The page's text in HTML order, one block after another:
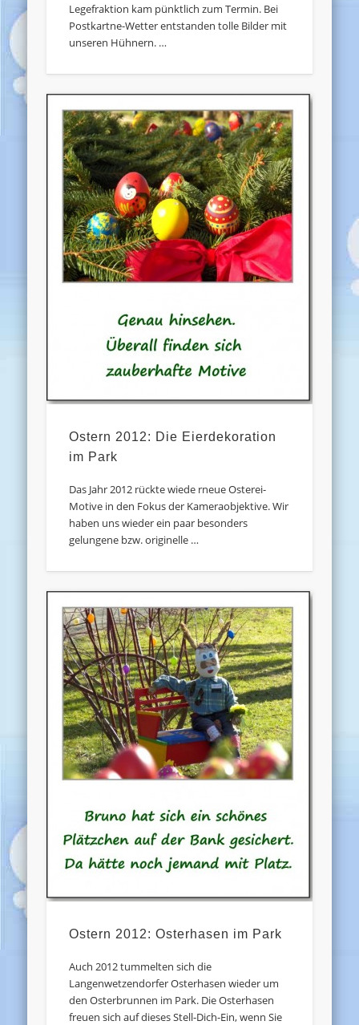
Legefraktion kam pünktlich zum Termin. Bei
Postkartne-Wetter entstanden tolle Bilder mit
unseren Hühnern. …
Ostern 2012: Die Eierdekoration
im Park
Das Jahr 2012 rückte wiede rneue Osterei-
Motive in den Fokus der Kameraobjektive. Wir
haben uns wieder ein paar besonders
gelungene bzw. originelle …
Ostern 2012: Osterhasen im Park
Auch 2012 tummelten sich die
Langenwetzendorfer Osterhasen wieder um
den Osterbrunnen im Park. Die Osterhasen
freuen sich auf dieses Stell-Dich-Ein, wenn Sie